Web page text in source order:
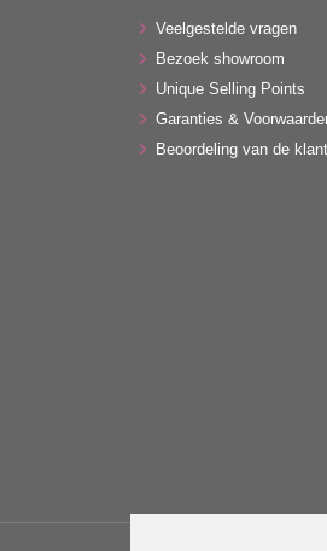
Veelgestelde vragen
Bezoek showroom
Unique Selling Points
Garanties &
Beoordeling van de klant